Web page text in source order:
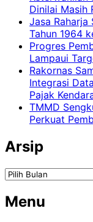
Dinilai Masih
Jasa
Tahun 1964
Progres
Lampaui
Rakornas
Integrasi
Pajak
TMMD
Perkuat
Arsip
Arsip
Menu